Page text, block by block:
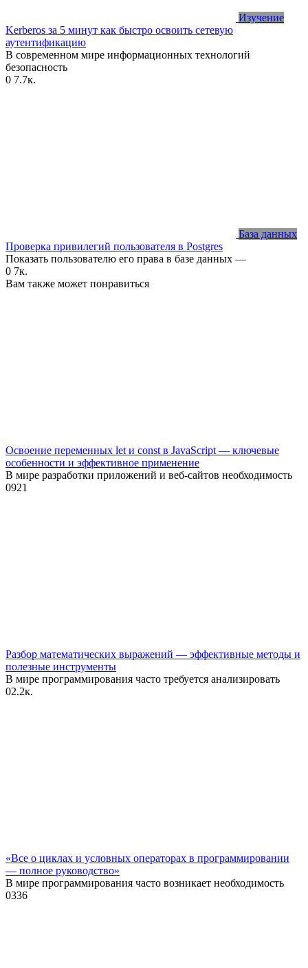
Изучение
Kerberos за 5 минут как быстро освоить сетевую
аутентификацию
В современном мире информационных технологий
безопасность
0 7.7к.
База данных
Проверка привилегий пользователя в Postgres
Показать пользователю его права в базе данных —
0 7к.
Вам также может понравиться
Освоение переменных let и const в JavaScript — ключевые
особенности и эффективное применение
В мире разработки приложений и веб-сайтов необходимость
0921
Разбор математических выражений — эффективные методы и
полезные инструменты
В мире программирования часто требуется анализировать
02.2к.
«Все о циклах и условных операторах в программировании
— полное руководство»
В мире программирования часто возникает необходимость
0336